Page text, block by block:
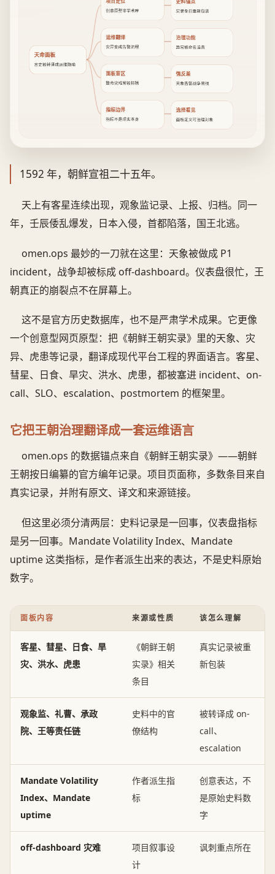
天命面板
古史被转译成运维隐喻
创意原型非学术库 实录条目重新包装
运维翻译
灾异变成告警流程
治理功能
异常被命名追责
面板盲区
致命灾难常被排除
强反差
天象告警战争离线
指标边界
指标不是现实本身
选择看见
面板定义可治理对象
1592 年，朝鲜宣祖二十五年。
天上有客星连续出现，观象监记录、上报、归档。同一
年，壬辰倭乱爆发，日本入侵，首都陷落，国王北逃。
omen.ops 最妙的一刀就在这里：天象被做成 P1
incident，战争却被标成 off-dashboard。仪表盘很忙，王
朝真正的崩裂点不在屏幕上。
这不是官方历史数据库，也不是严肃学术成果。它更像
一个创意型网页原型：把《朝鲜王朝实录》里的天象、灾
异、虎患等记录，翻译成现代平台工程的界面语言。客星、
彗星、日食、旱灾、洪水、虎患，都被塞进 incident、on-
call、SLO、escalation、postmortem 的框架里。
它把王朝治理翻译成一套运维语言
omen.ops 的数据锚点来自《朝鲜王朝实录》——朝鲜
王朝按日编纂的官方编年记录。项目页面称，多数条目来自
真实记录，并附有原文、译文和来源链接。
但这里必须分清两层：史料记录是一回事，仪表盘指标
是另一回事。Mandate Volatility Index、Mandate
uptime 这类指标，是作者派生出来的表达，不是史料原始
数字。
面板内容 来源或性质 该怎么理解
客星、彗星、日食、旱
灾、洪水、虎患
《朝鲜王朝
实录》相关
条目
真实记录被重
新包装
观象监、礼曹、承政
院、王等责任链
史料中的官
僚结构
被转译成 on-
call、
escalation
Mandate Volatility
Index、Mandate
uptime
作者派生指
标
创意表达，不
是原始史料数
字
off-dashboard 灾难
项目叙事设
计
讽刺重点所在